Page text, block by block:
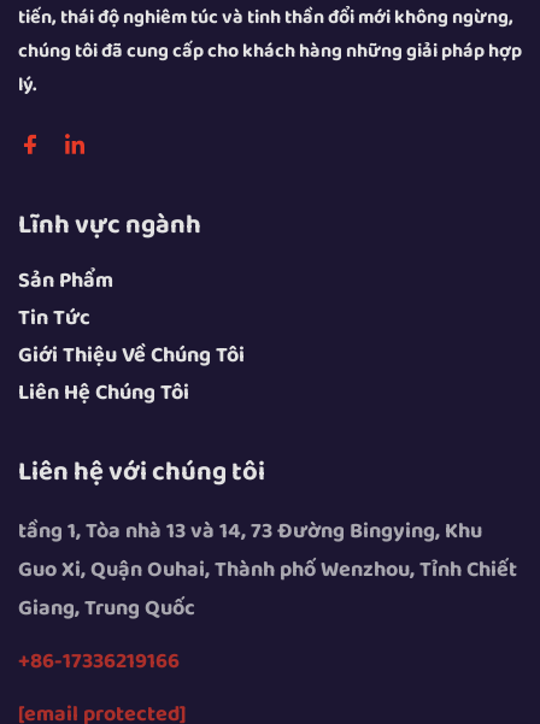
tiến, thái độ nghiêm túc và tinh thần đổi mới không ngừng,
chúng tôi đã cung cấp cho khách hàng những giải pháp hợp
lý.
Lĩnh vực ngành
Sản Phẩm
Tin Tức
Giới Thiệu Về Chúng Tôi
Liên Hệ Chúng Tôi
Liên hệ với chúng tôi
tầng 1, Tòa nhà 13 và 14, 73 Đường Bingying, Khu
Guo Xi, Quận Ouhai, Thành phố Wenzhou, Tỉnh Chiết
Giang, Trung Quốc
+86-17336219166
[email protected]